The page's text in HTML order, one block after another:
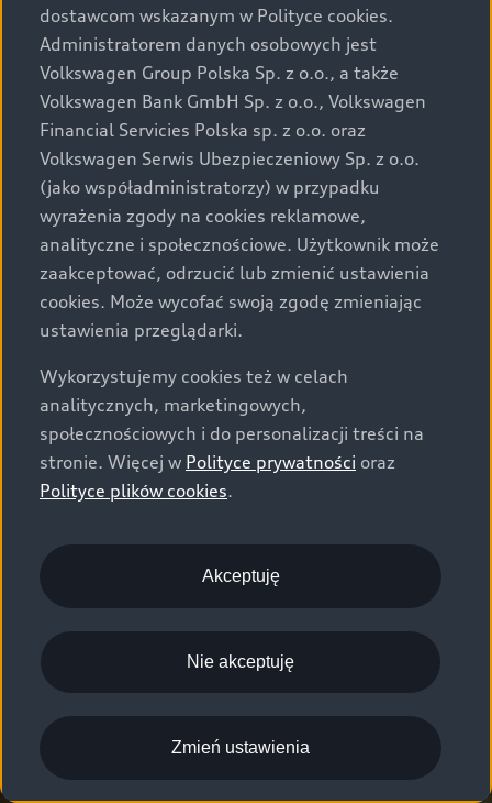
dostawcom wskazanym w Polityce cookies.
Administratorem danych osobowych jest
Volkswagen Group Polska Sp. z o.o., a także
Volkswagen Bank GmbH Sp. z o.o., Volkswagen
Financial Servicies Polska sp. z o.o. oraz
Volkswagen Serwis Ubezpieczeniowy Sp. z o.o.
(jako współadministratorzy) w przypadku
wyrażenia zgody na cookies reklamowe,
analityczne i społecznościowe. Użytkownik może
zaakceptować, odrzucić lub zmienić ustawienia
cookies. Może wycofać swoją zgodę zmieniając
ustawienia przeglądarki.
Wykorzystujemy cookies też w celach
analitycznych, marketingowych,
społecznościowych i do personalizacji treści na
stronie. Więcej w Polityce prywatności oraz
Polityce plików cookies.
Akceptuję
Nie akceptuję
Zmień ustawienia